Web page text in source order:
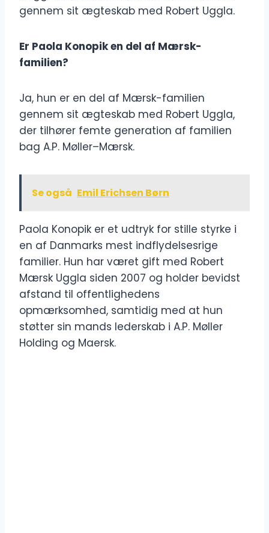
gennem sit ægteskab med Robert Uggla.
Er Paola Konopik en del af Mærsk-
familien?
Ja, hun er en del af Mærsk-familien
gennem sit ægteskab med Robert Uggla,
der tilhører femte generation af familien
bag A.P. Møller–Mærsk.
Se også Emil Erichsen Børn
Paola Konopik er et udtryk for stille styrke i
en af ​​Danmarks mest indflydelsesrige
familier. Hun har været gift med Robert
Mærsk Uggla siden 2007 og holder bevidst
afstand til offentlighedens
opmærksomhed, samtidig med at hun
støtter sin mands lederskab i A.P. Møller
Holding og Maersk.